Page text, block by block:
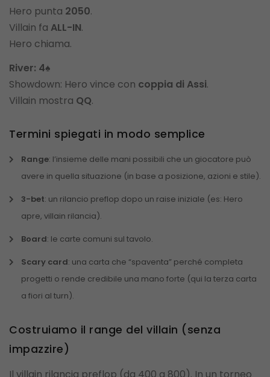
Hero punta 2050.
Villain fa ALL-IN.
Hero chiama.
River: 4♠
Showdown: Hero vince con coppia di Assi.
Villain mostra QQ.
Termini spiegati in modo semplice
Range: l’insieme delle mani possibili che un giocatore può
avere in quella situazione (in base a posizione, azioni e stile).
3-bet: un rilancio preflop dopo un raise iniziale (es: Hero
apre, villain rilancia).
Board: le carte comuni sul tavolo.
Scary card: una carta che “spaventa” perché completa
progetti o rende credibile una mano forte (qui la terza carta
a fiori al turn).
Costruiamo il range del villain (senza
impazzire)